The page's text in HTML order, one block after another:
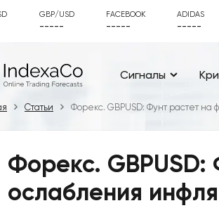
GBP/USD
-----
FACEBOOK
-----
ADIDAS
-----
Сигналы
Статьи Форекс. GBPUSD: Фунт растет
Форекс.
ослабления